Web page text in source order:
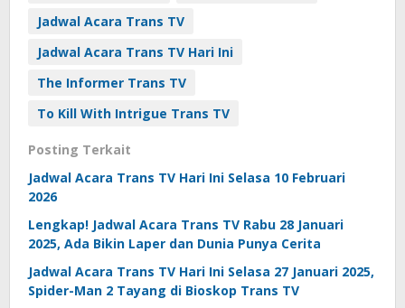
Jadwal Acara Trans TV
Jadwal Acara Trans TV Hari Ini
The Informer Trans TV
To Kill With Intrigue Trans TV
Posting Terkait
Jadwal Acara Trans TV Hari Ini Selasa 10 Februari
2026
Lengkap! Jadwal Acara Trans TV Rabu 28 Januari
2025, Ada Bikin Laper dan Dunia Punya Cerita
Jadwal Acara Trans TV Hari Ini Selasa 27 Januari 2025,
Spider-Man 2 Tayang di Bioskop Trans TV